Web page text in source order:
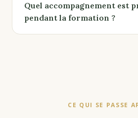
Quel accompagnement est
pendant la formation ?
CE QUI SE PASSE